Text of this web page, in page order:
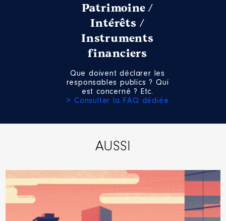
Patrimoine /
Intérêts /
Instruments
financiers
Que doivent déclarer les
responsables publics ? Qui
est concerné ? Etc.
> Consulter la FAQ dédiée
AUSSI